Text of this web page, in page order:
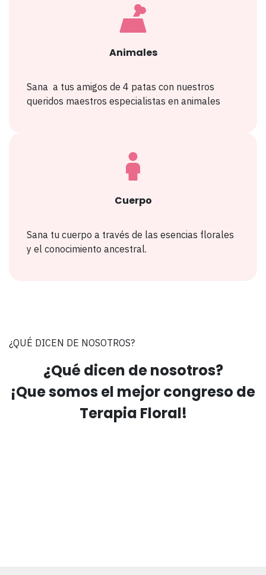
Animales
Sana a tus amigos de 4 patas con nuestros
queridos maestros especialistas en animales
Cuerpo
Sana tu cuerpo a través de las esencias florales
y el conocimiento ancestral.
¿QUÉ DICEN DE NOSOTROS?
¿Qué dicen de nosotros?
¡Que somos el mejor congreso de
Terapia Floral!